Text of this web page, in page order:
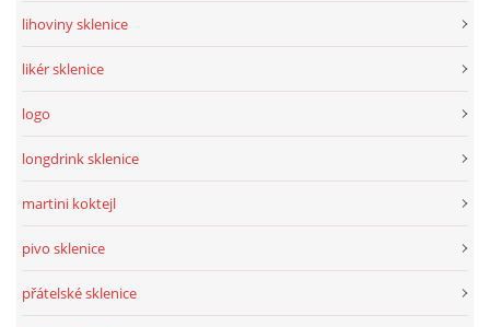
lihoviny sklenice
likér sklenice
logo
longdrink sklenice
martini koktejl
pivo sklenice
přátelské sklenice